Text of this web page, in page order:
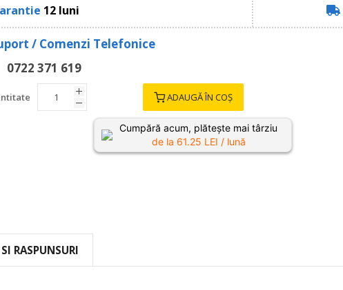
12 luni
/ Comenzi Telefonice
0722 371 619
ADAUGĂ ÎN COȘ
Cumpără acum, plătește mai târziu
de la 61.25 LEI / lună
RASPUNSURI